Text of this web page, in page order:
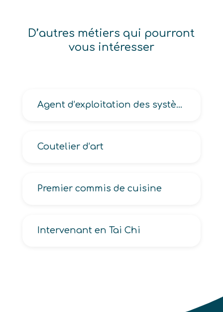
D’autres métiers qui pourront
vous intéresser
Agent d’exploitation des systèmes d’information et de communication aux armées
Coutelier d’art
Premier commis de cuisine
Intervenant en Tai Chi